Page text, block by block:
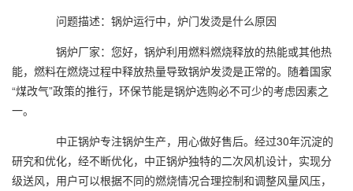
问题描述：锅炉运行中，炉门发烫是什么原因
锅炉厂家：您好，锅炉利用燃料燃烧释放的热能或其他热
能，燃料在燃烧过程中释放热量导致锅炉发烫是正常的。随着国家
“煤改气”政策的推行，环保节能是锅炉选购必不可少的考虑因素之
一。
中正锅炉专注锅炉生产，用心做好售后。经过30年沉淀的
研究和优化，经不断优化，中正锅炉独特的二次风机设计，实现分
级送风，用户可以根据不同的燃烧情况合理控制和调整风量风压，